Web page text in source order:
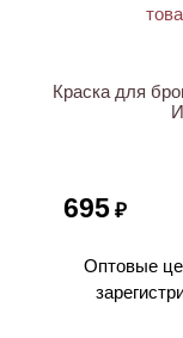
Краска для
695 ₽
Оптовые